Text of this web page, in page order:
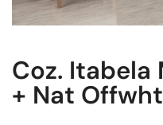
Coz. Itabela
+ Nat Offwht